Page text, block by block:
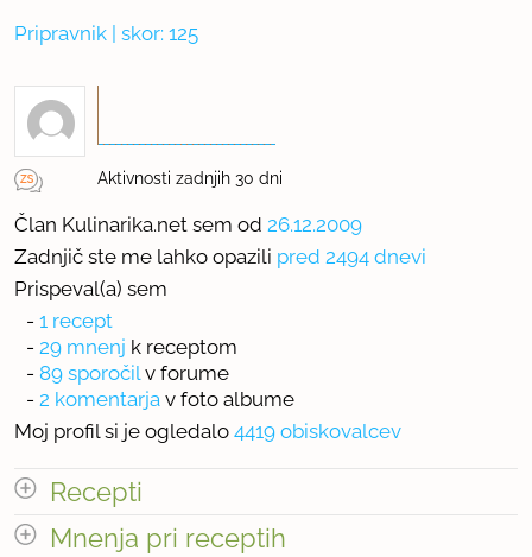
Pripravnik | skor: 125
Aktivnosti zadnjih 30 dni
Član Kulinarika.net sem od 26.12.2009
Zadnjič ste me lahko opazili pred 2494 dnevi
Prispeval(a) sem
- 1 recept
- 29 mnenj k receptom
- 89 sporočil v forume
- 2 komentarja v foto albume
Moj profil si je ogledalo 4419 obiskovalcev
Recepti
Mnenja pri receptih